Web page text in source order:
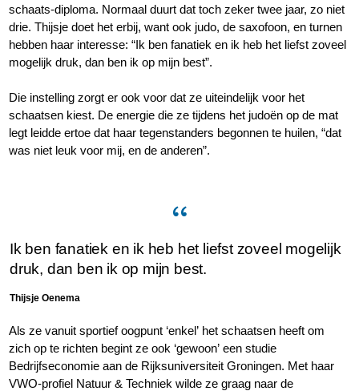
schaats-diploma. Normaal duurt dat toch zeker twee jaar, zo niet
drie. Thijsje doet het erbij, want ook judo, de saxofoon, en turnen
hebben haar interesse: “Ik ben fanatiek en ik heb het liefst zoveel
mogelijk druk, dan ben ik op mijn best”.
Die instelling zorgt er ook voor dat ze uiteindelijk voor het
schaatsen kiest. De energie die ze tijdens het judoën op de mat
legt leidde ertoe dat haar tegenstanders begonnen te huilen, “dat
was niet leuk voor mij, en de anderen”.
Ik ben fanatiek en ik heb het liefst zoveel mogelijk
druk, dan ben ik op mijn best.
Thijsje Oenema
Als ze vanuit sportief oogpunt ‘enkel’ het schaatsen heeft om
zich op te richten begint ze ook ‘gewoon’ een studie
Bedrijfseconomie aan de Rijksuniversiteit Groningen. Met haar
VWO-profiel Natuur & Techniek wilde ze graag naar de